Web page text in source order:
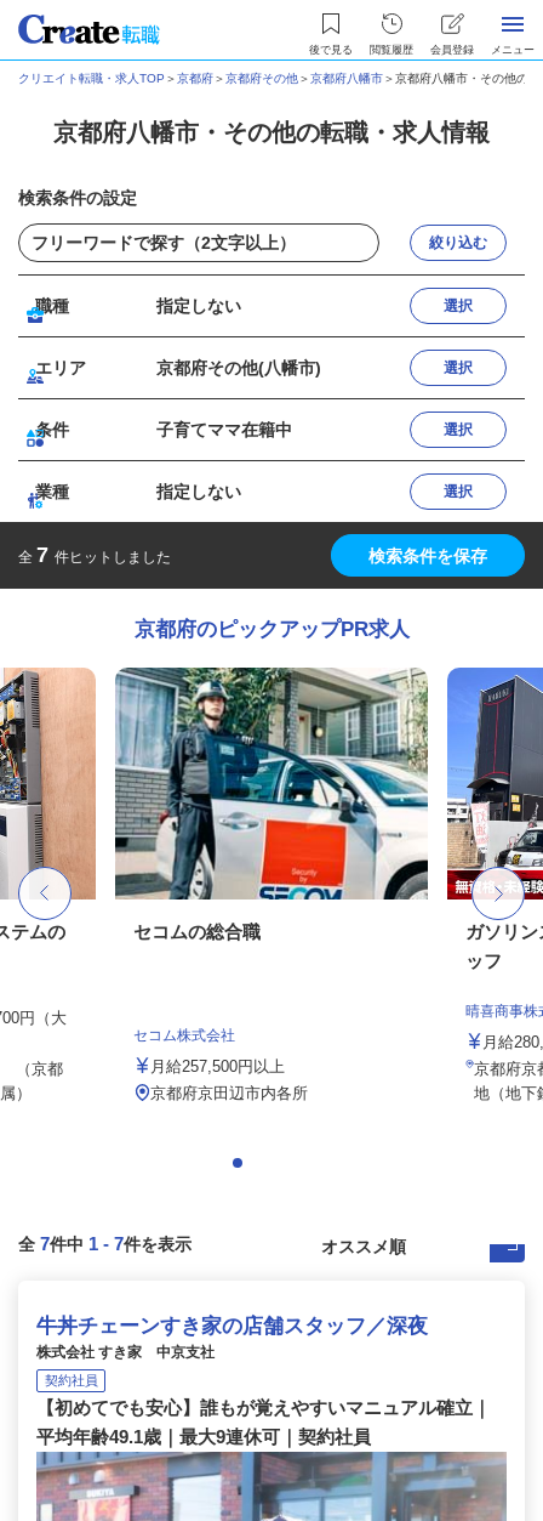
後で見る 閲覧履歴 会員登録 メニュー
クリエイト転職・求人TOP ＞京都府＞京都府その他＞京都府八幡市＞京都府八幡市・その他の
京都府八幡市・その他の転職・求人情報
検索条件の設定
絞り込む
職種 指定しない 選択
エリア 京都府その他(八幡市) 選択
条件 子育てママ在籍中 選択
業種 指定しない 選択
全 7 件ヒットしました 検索条件を保存
京都府のピックアップPR求人
テムの
円（大
（京都
）
セコムの総合職
セコム株式会社
月給257,500円以上
京都府京田辺市内各所
ガソリ
ッフ
晴喜商事株
月給
京都府京
地（地下
全 7件中 1 - 7件を表示
牛丼チェーンすき家の店舗スタッフ／深夜
株式会社 すき家 中京支社
契約社員
【初めてでも安心】誰もが覚えやすいマニュアル確立｜
平均年齢49.1歳｜最大9連休可｜契約社員